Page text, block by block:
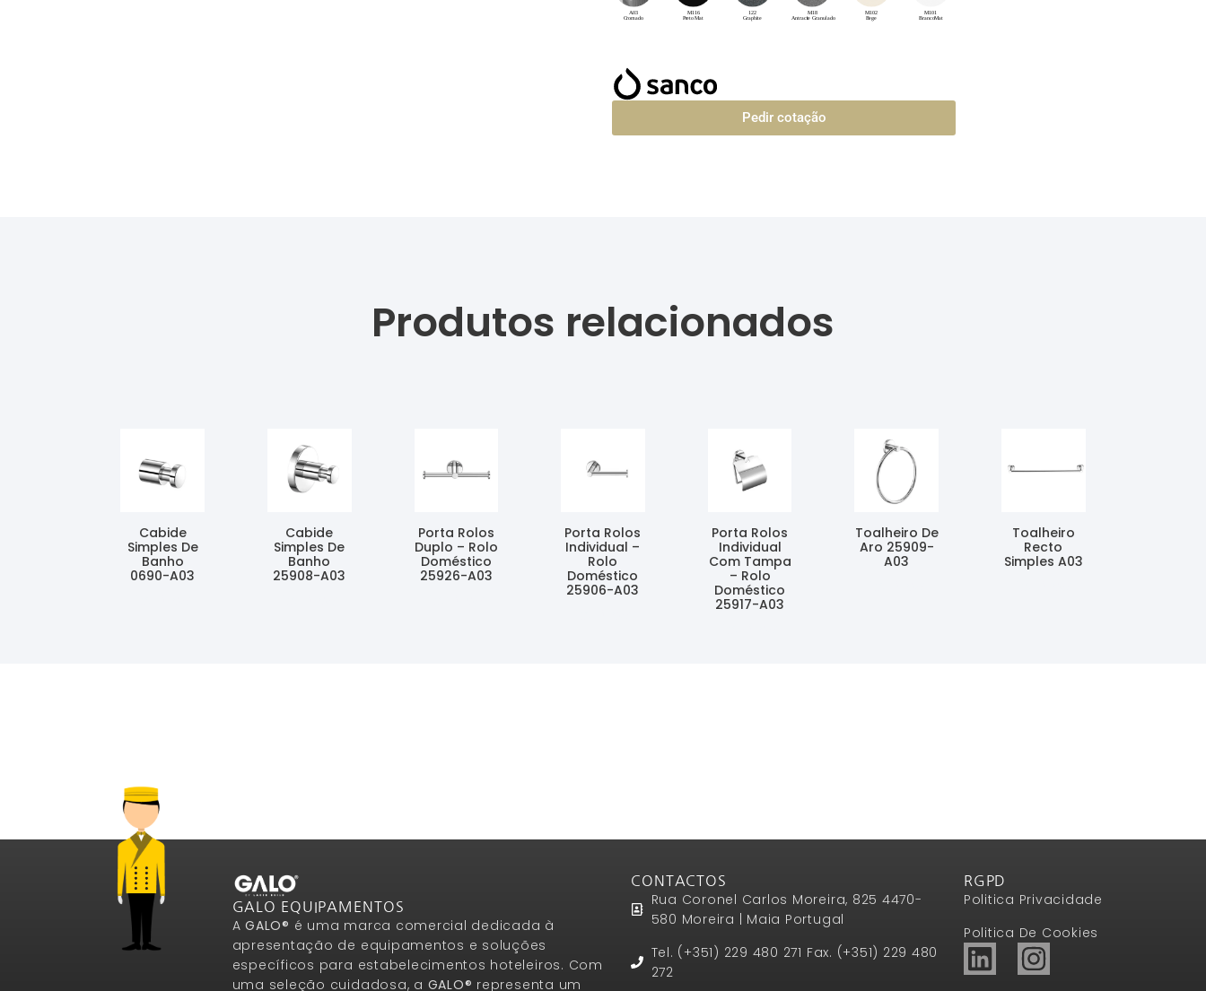
Pedir cotação
Produtos relacionados
Cabide
Simples De
Banho
0690-A03
Cabide
Simples De
Banho
25908-A03
Porta Rolos
Duplo – Rolo
Doméstico
25926-A03
Porta Rolos
Individual –
Rolo
Doméstico
25906-A03
Porta Rolos
Individual
Com Tampa
– Rolo
Doméstico
25917-A03
Toalheiro De
Aro 25909-
A03
Toalheiro
Recto
Simples A03
GALO EQUIPAMENTOS
AGALO® é uma marca comercial dedicada à
apresentação de equipamentos e soluções
específicos para estabelecimentos hoteleiros. Com
uma seleção cuidadosa, a GALO® representa um
CONTACTOS
Rua Coronel Carlos Moreira, 825 4470-
580 Moreira | Maia Portugal
Tel. (+351) 229 480 271 Fax. (+351) 229 480
272
RGPD
Politica Privacidade
Politica De Cookies